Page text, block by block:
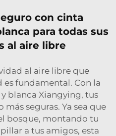
con cinta
para todas sus
al aire libre
al aire libre que
fundamental. Con la
blanca Xiangying, tus
seguras. Ya sea que
bosque, montando tu
a tus amigos, esta